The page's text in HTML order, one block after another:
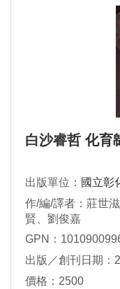
白沙睿哲 化育
出版單位： 國立彰
作/編/譯者：莊世
賢、劉俊嘉
GPN：
出版／創刊日期：
價格：2500